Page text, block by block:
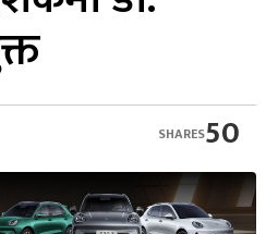
50
SHARES